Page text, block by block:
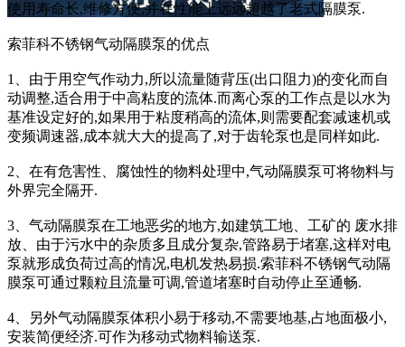
使用寿命长,维修方便,并在性能上远远超越了老式隔膜泵.
索菲科不锈钢气动隔膜泵的优点
1、由于用空气作动力,所以流量随背压(出口阻力)的变化而自
动调整,适合用于中高粘度的流体.而离心泵的工作点是以水为
基准设定好的,如果用于粘度稍高的流体,则需要配套减速机或
变频调速器,成本就大大的提高了,对于齿轮泵也是同样如此.
2、在有危害性、腐蚀性的物料处理中,气动隔膜泵可将物料与
外界完全隔开.
3、气动隔膜泵在工地恶劣的地方,如建筑工地、工矿的 废水排
放、由于污水中的杂质多且成分复杂,管路易于堵塞,这样对电
泵就形成负荷过高的情况,电机发热易损.索菲科不锈钢气动隔
膜泵可通过颗粒且流量可调,管道堵塞时自动停止至通畅.
4、另外气动隔膜泵体积小易于移动,不需要地基,占地面极小,
安装简便经济.可作为移动式物料输送泵.